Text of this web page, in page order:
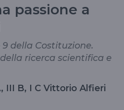
passione a
della Costituzione.
ricerca scientifica e
III B, I C Vittorio Alfieri